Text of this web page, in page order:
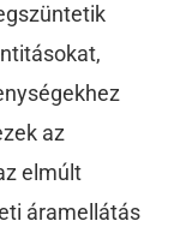
az
elmúlt
áramellátás